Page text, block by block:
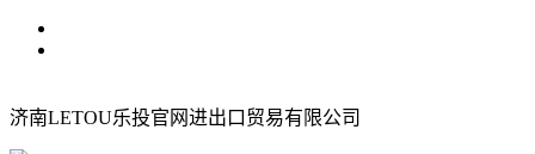
济南LETOU乐投官网进出口贸易有限公司